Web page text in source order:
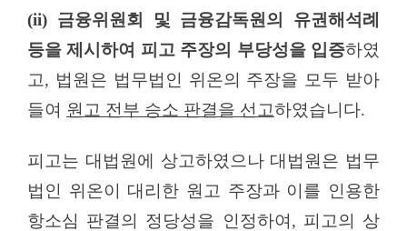
(ii) 금융위원회 및 금융감독원의 유권해석례
등을 제시하여 피고 주장의 부당성을 입증하였
고, 법원은 법무법인 위온의 주장을 모두 받아
들여 원고 전부 승소 판결을 선고하였습니다.
피고는 대법원에 상고하였으나 대법원은 법무
법인 위온이 대리한 원고 주장과 이를 인용한
항소심 판결의 정당성을 인정하여 , 피고의 상